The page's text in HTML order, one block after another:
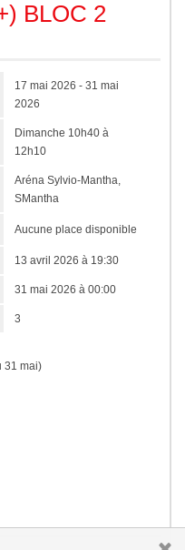
BLOC 2
17 mai 2026 - 31 mai
2026
Dimanche 10h40 à
12h10
Aréna Sylvio-Mantha,
SMantha
Aucune place disponible
13 avril 2026 à 19:30
31 mai 2026 à 00:00
3
31 mai)